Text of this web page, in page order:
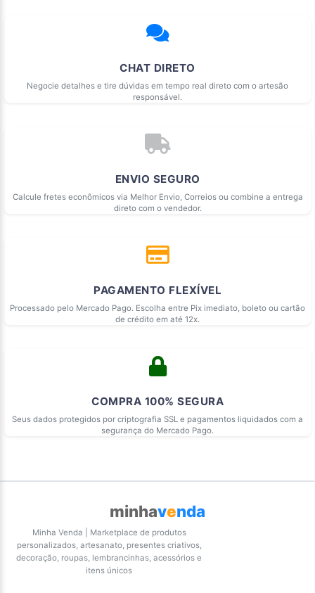
CHAT DIRETO
Negocie detalhes e tire dúvidas em tempo real direto com o artesão
responsável.
ENVIO SEGURO
Calcule fretes econômicos via Melhor Envio, Correios ou combine a entrega
direto com o vendedor.
PAGAMENTO FLEXÍVEL
Processado pelo Mercado Pago. Escolha entre Pix imediato, boleto ou cartão
de crédito em até 12x.
COMPRA 100% SEGURA
Seus dados protegidos por criptografia SSL e pagamentos liquidados com a
segurança do Mercado Pago.
minhavenda
Minha Venda | Marketplace de produtos
personalizados, artesanato, presentes criativos,
decoração, roupas, lembrancinhas, acessórios e
itens únicos